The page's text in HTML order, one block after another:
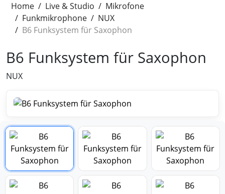
Home Live & Studio
Mikrofone
Funkmikrophone
NUX
B6 Funksystem für Saxophon
B6 Funksystem für Saxophon
NUX